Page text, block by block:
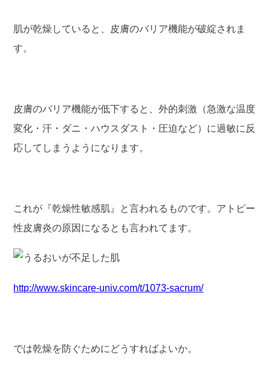
肌が乾燥していると、皮膚のバリア機能が破綻されま
す。
皮膚のバリア機能が低下すると、外的刺激（急激な温度
変化・汗・ダニ・ハウスダスト・圧迫など）に過敏に反
応してしまうようになります。
これが『乾燥性敏感肌』と言われるものです。アトピー
性皮膚炎の原因になるとも言われてます。
http://www.skincare-univ.com/t/1073-sacrum/
では乾燥を防ぐためにどうすればよいか。